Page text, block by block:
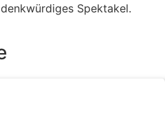
Spektakel.